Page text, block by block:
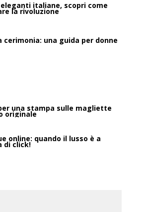
eleganti italiane, scopri come
la rivoluzione
cerimonia: una guida per donne
una stampa sulle magliette
originale
online: quando il lusso è a
di click!